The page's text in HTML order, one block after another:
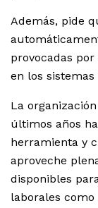
Además, pide
provocadas
en los
La
últimos años
herramienta y
aproveche
disponibles
laborales